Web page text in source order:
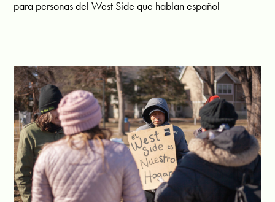
para personas del West Side que hablan español